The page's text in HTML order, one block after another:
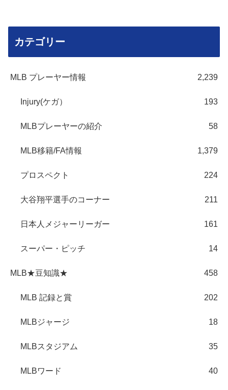
カテゴリー
MLB プレーヤー情報 2,239
Injury(ケガ） 193
MLBプレーヤーの紹介 58
MLB移籍/FA情報 1,379
プロスペクト 224
大谷翔平選手のコーナー 211
日本人メジャーリーガー 161
スーパー・ピッチ 14
MLB★豆知識★ 458
MLB 記録と賞 202
MLBジャージ 18
MLBスタジアム 35
MLBワード 40